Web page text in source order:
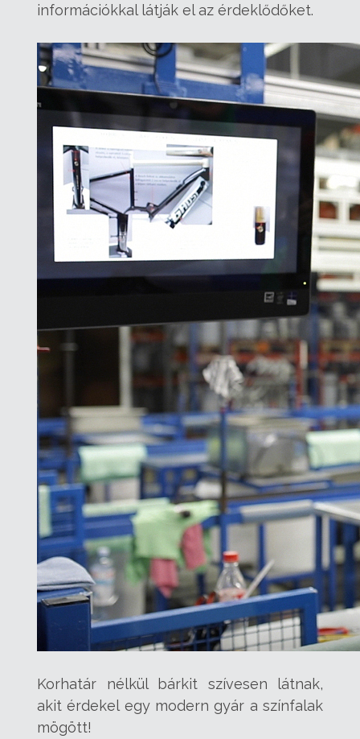
információkkal látják el az érdeklődőket.
Korhatár nélkül bárkit szívesen látnak,
akit érdekel egy modern gyár a színfalak
mögött!